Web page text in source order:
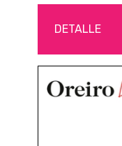
DETALLE